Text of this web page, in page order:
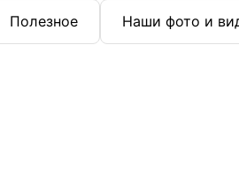
Полезное
Наши фото и